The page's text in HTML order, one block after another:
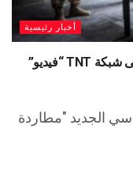
أخبار رئيسية
الجديد "مطاردة